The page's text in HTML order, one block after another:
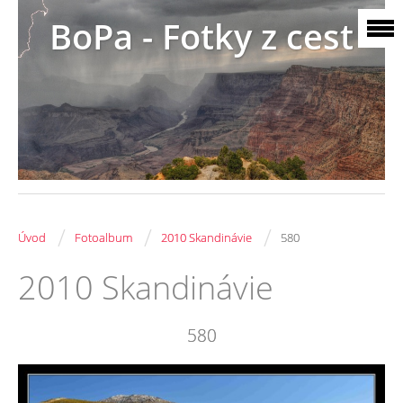
BoPa - Fotky z cest
Úvod / Fotoalbum / 2010 Skandinávie / 580
2010 Skandinávie
580